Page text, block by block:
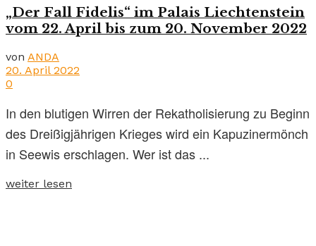
„Der Fall Fidelis“ im Palais Liechtenstein
vom 22. April bis zum 20. November 2022
von ANDA
20. April 2022
0
In den blutigen Wirren der Rekatholisierung zu Beginn
des Dreißigjährigen Krieges wird ein Kapuzinermönch
in Seewis erschlagen. Wer ist das ...
weiter lesen